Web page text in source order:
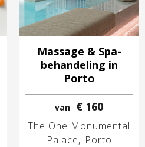
Massage & Spa-
behandeling in
Porto
van € 160
The One Monumental
Palace
Porto